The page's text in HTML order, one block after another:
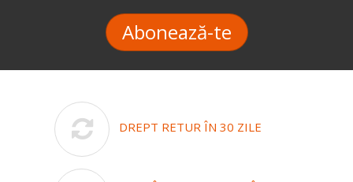
Abonează-te
DREPT RETUR ÎN 30 ZILE